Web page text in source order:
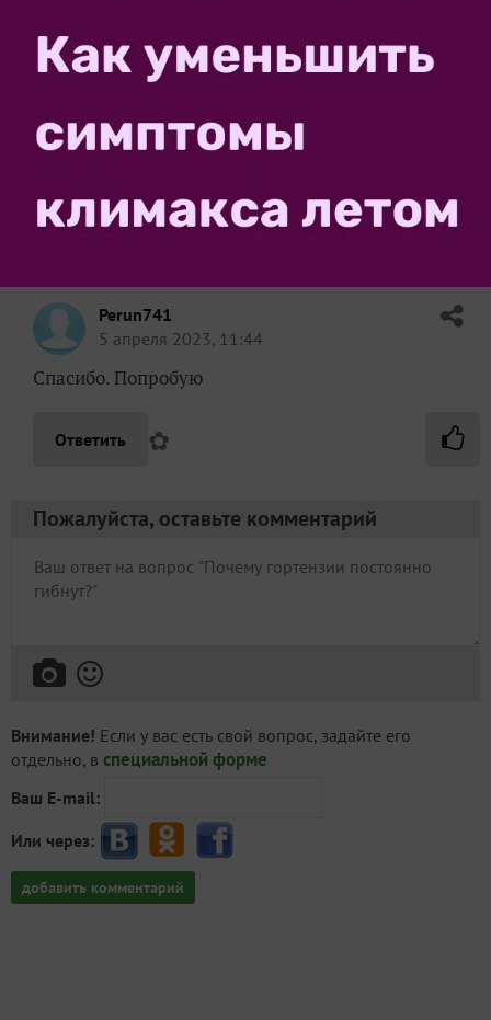
Попробуйте, прежде всего вынуть из горшка
стряхнуть старый грунт с корней и посадить в
срежьте цветы и бутоны. Надо же задаться вопросом:
как у такого маленького растения такие цветы?
Perun741
5 апреля 2023, 11:44
Спасибо. Попробую
Ответить ✿
Пожалуйста, оставьте комментарий
Внимание! Если у вас есть свой вопрос, задайте его
отдельно, в специальной форме
Ваш E-mail:
Или через:
добавить комментарий